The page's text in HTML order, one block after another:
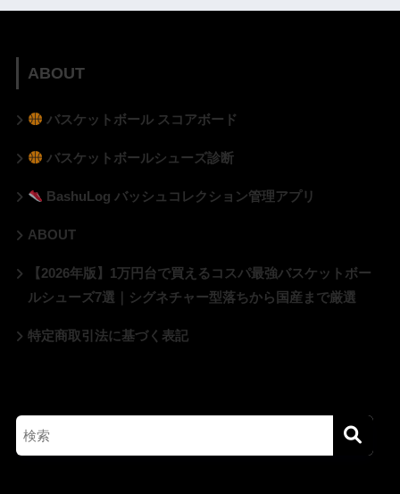
ABOUT
バスケットボール スコアボード
バスケットボールシューズ診断
BashuLog バッシュコレクション管理アプリ
ABOUT
【2026年版】1万円台で買えるコスパ最強バスケットボー
ルシューズ7選｜シグネチャー型落ちから国産まで厳選
特定商取引法に基づく表記